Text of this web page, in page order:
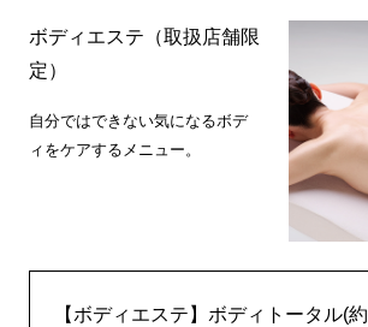
ボディエステ（取扱店舗限
定）
自分ではできない気になるボデ
ィをケアするメニュー。
【ボディエステ】ボディトータル(約